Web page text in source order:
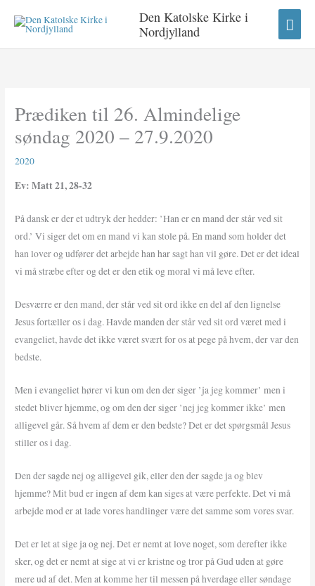
Den Katolske Kirke i
Nordjylland
Prædiken til 26. Almindelige
søndag 2020 – 27.9.2020
2020
Ev: Matt 21, 28-32
På dansk er der et udtryk der hedder: ’Han er en mand der står ved sit
ord.’ Vi siger det om en mand vi kan stole på. En mand som holder det
han lover og udfører det arbejde han har sagt han vil gøre. Det er det ideal
vi må stræbe efter og det er den etik og moral vi må leve efter.
Desværre er den mand, der står ved sit ord ikke en del af den lignelse
Jesus fortæller os i dag. Havde manden der står ved sit ord været med i
evangeliet, havde det ikke været svært for os at pege på hvem, der var den
bedste.
Men i evangeliet hører vi kun om den der siger ’ja jeg kommer’ men i
stedet bliver hjemme, og om den der siger ’nej jeg kommer ikke’ men
alligevel går. Så hvem af dem er den bedste? Det er det spørgsmål Jesus
stiller os i dag.
Den der sagde nej og alligevel gik, eller den der sagde ja og blev
hjemme? Mit bud er ingen af dem kan siges at være perfekte. Det vi må
arbejde mod er at lade vores handlinger være det samme som vores svar.
Det er let at sige ja og nej. Det er nemt at love noget, som derefter ikke
sker, og det er nemt at sige at vi er kristne og tror på Gud uden at gøre
mere ud af det. Men at komme her til messen på hverdage eller søndage